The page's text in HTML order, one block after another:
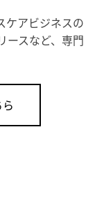
ケアビジネスの
ースなど、専門